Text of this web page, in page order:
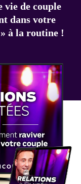
vie de couple
dans votre
à la routine !